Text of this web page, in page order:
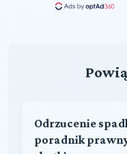
Odrzucenie
poradnik